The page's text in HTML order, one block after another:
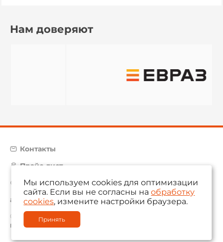
Нам доверяют
Контакты
Прайс-лист
Карта сайта
aam@aamsystems.ru
© 2004 — 2026 «AAM Systems»
Политика обработки персональных данных
Мы используем cookies для оптимизации
сайта. Если вы не согласны наобработку
cookies, измените настройки браузера.
Принять